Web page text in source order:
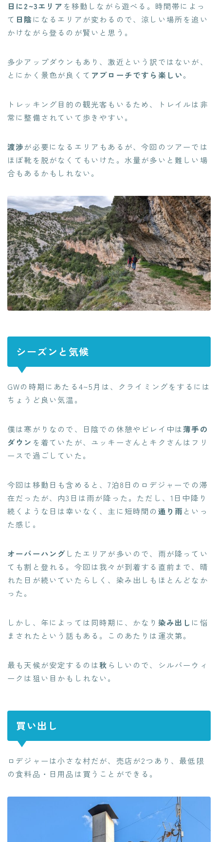
日に2~3エリア を移動しながら遊べる。時間帯によっ
て 日陰 になるエリアが変わるので、涼しい場所を追い
かけながら登るのが賢いと思う。
多少アップダウンもあり、激近という訳ではないが、
とにかく景色が良くて アプローチですら楽しい。
トレッキング目的の観光客もいるため、トレイルは非
常に整備されていて歩きやすい。
渡渉が必要になるエリアもあるが、今回のツアーでは
ほぼ靴を脱がなくてもいけた。水量が多いと難しい場
合もあるかもしれない。
シーズンと気候
GWの時期にあたる4~5月は、クライミングをするには
ちょうど良い気温。
僕は寒がりなので、日陰での休憩やビレイ中は薄手の
ダウン を着ていたが、ユッキーさんとキクさんはフリ
ースで過ごしていた。
今回は移動日も含めると、7泊8日のロデジャーでの滞
在だったが、内3日は雨が降った。ただし、1日中降り
続くような日は幸いなく、主に短時間の 通り雨 といっ
た感じ。
オーバーハング したエリアが多いので、雨が降ってい
ても割と登れる。今回は我々が到着する直前まで、晴
れた日が続いていたらしく、染み出しもほとんどなか
った。
しかし、年によっては同時期に、かなり 染み出し に悩
まされたという話もある。このあたりは運次第。
最も天候が安定するのは秋 らしいので、シルバーウィ
ークは狙い目かもしれない。
買い出し
ロデジャーは小さな村だが、売店が2つあり、最低限
の食料品・日用品は買うことができる。